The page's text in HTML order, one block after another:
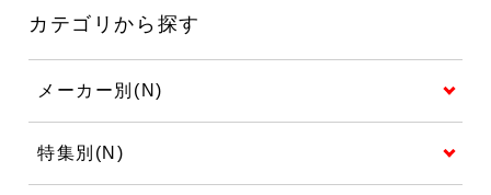
カテゴリから探す
メーカー別(N)
特集別(N)